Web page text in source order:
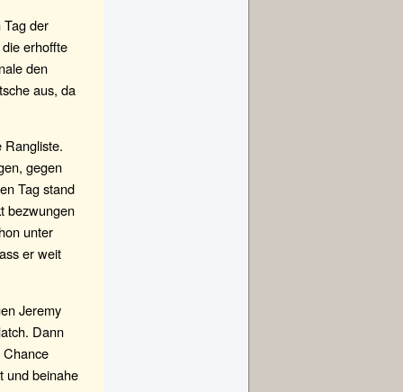
Tag der
erhoffte
den
aus, da
Rangliste.
gegen
Tag stand
bezwungen
unter
er weit
Jeremy
Dann
und beinahe